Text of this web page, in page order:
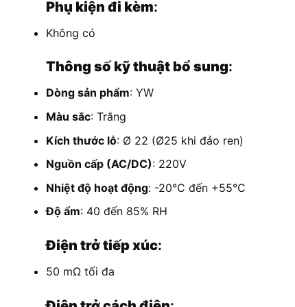
Phụ kiện đi kèm:
Không có
Thông số kỹ thuật bổ sung:
Dòng sản phẩm: YW
Màu sắc: Trắng
Kích thước lỗ: Ø 22 (Ø25 khi đảo ren)
Nguồn cấp (AC/DC): 220V
Nhiệt độ hoạt động: -20°C đến +55°C
Độ ẩm: 40 đến 85% RH
Điện trở tiếp xúc:
50 mΩ tối đa